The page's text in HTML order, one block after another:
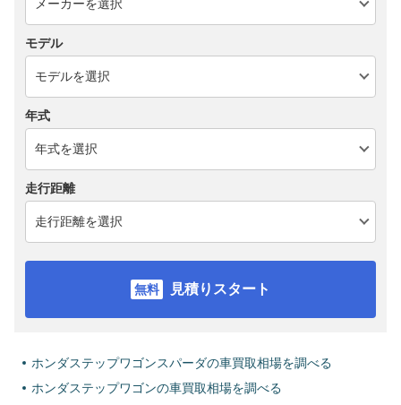
モデル
年式
走行距離
見積りスタート
ホンダステップワゴンスパーダの車買取相場を調べる
ホンダステップワゴンの車買取相場を調べる